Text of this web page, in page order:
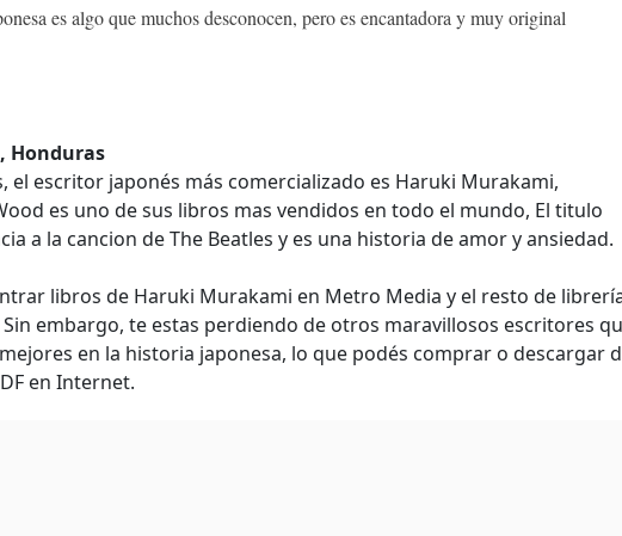
es algo que muchos desconocen, pero es encantadora y muy original
Honduras
el escritor japonés más comercializado es Haruki Murakami,
es uno de sus libros mas vendidos en todo el mundo, El titulo
a la cancion de The Beatles y es una historia de amor y ansiedad.
libros de Haruki Murakami en Metro Media y el resto de
embargo, te estas perdiendo de otros maravillosos escritores
en la historia japonesa, lo que podés comprar o descargar
en Internet.